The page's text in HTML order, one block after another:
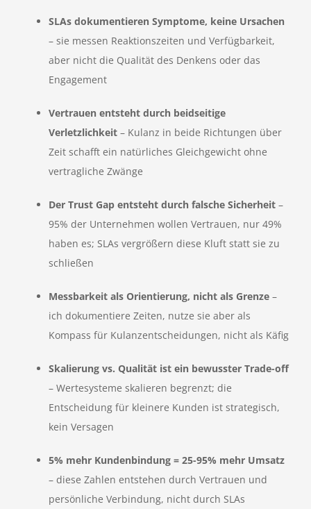
SLAs dokumentieren Symptome, keine Ursachen
– sie messen Reaktionszeiten und Verfügbarkeit,
aber nicht die Qualität des Denkens oder das
Engagement
Vertrauen entsteht durch beidseitige
Verletzlichkeit – Kulanz in beide Richtungen über
Zeit schafft ein natürliches Gleichgewicht ohne
vertragliche Zwänge
Der Trust Gap entsteht durch falsche Sicherheit –
95% der Unternehmen wollen Vertrauen, nur 49%
haben es; SLAs vergrößern diese Kluft statt sie zu
schließen
Messbarkeit als Orientierung, nicht als Grenze –
ich dokumentiere Zeiten, nutze sie aber als
Kompass für Kulanzentscheidungen, nicht als Käfig
Skalierung vs. Qualität ist ein bewusster Trade-off
– Wertesysteme skalieren begrenzt; die
Entscheidung für kleinere Kunden ist strategisch,
kein Versagen
5% mehr Kundenbindung = 25-95% mehr Umsatz
– diese Zahlen entstehen durch Vertrauen und
persönliche Verbindung, nicht durch SLAs